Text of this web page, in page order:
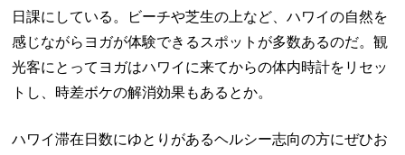
日課にしている。ビーチや芝生の上など、ハワイの自然を
感じながらヨガが体験できるスポットが多数あるのだ。観
光客にとってヨガはハワイに来てからの体内時計をリセッ
トし、時差ボケの解消効果もあるとか。
ハワイ滞在日数にゆとりがあるヘルシー志向の方にぜひお